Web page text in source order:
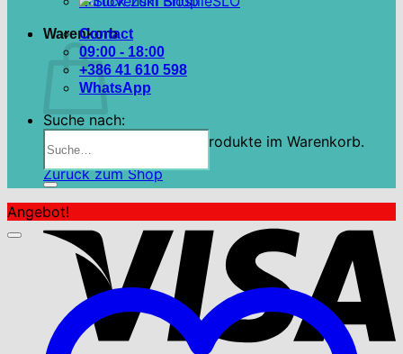
Warenkorb
Es befinden sich keine Produkte im Warenkorb.
Zurück zum Shop
Contact
09:00 - 18:00
+386 41 610 598
WhatsApp
Suche nach:
Angebot!